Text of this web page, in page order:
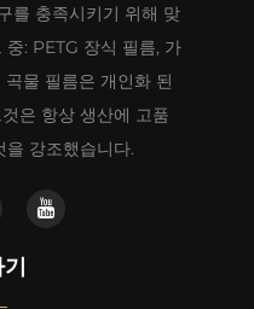
를 충족시키기 위해 맞
: PETG 장식 필름, 가
물 필름은 개인화 된
은 항상 생산에 고품
을 강조했습니다.